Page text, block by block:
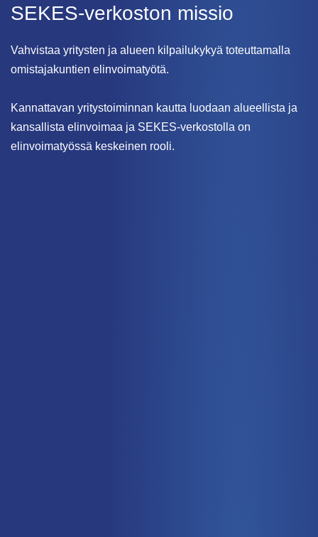
SEKES-verkoston missio
Vahvistaa yritysten ja alueen kilpailukykyä toteuttamalla
omistajakuntien elinvoimatyötä.
Kannattavan yritystoiminnan kautta luodaan alueellista ja
kansallista elinvoimaa ja SEKES-verkostolla on
elinvoimatyössä keskeinen rooli.